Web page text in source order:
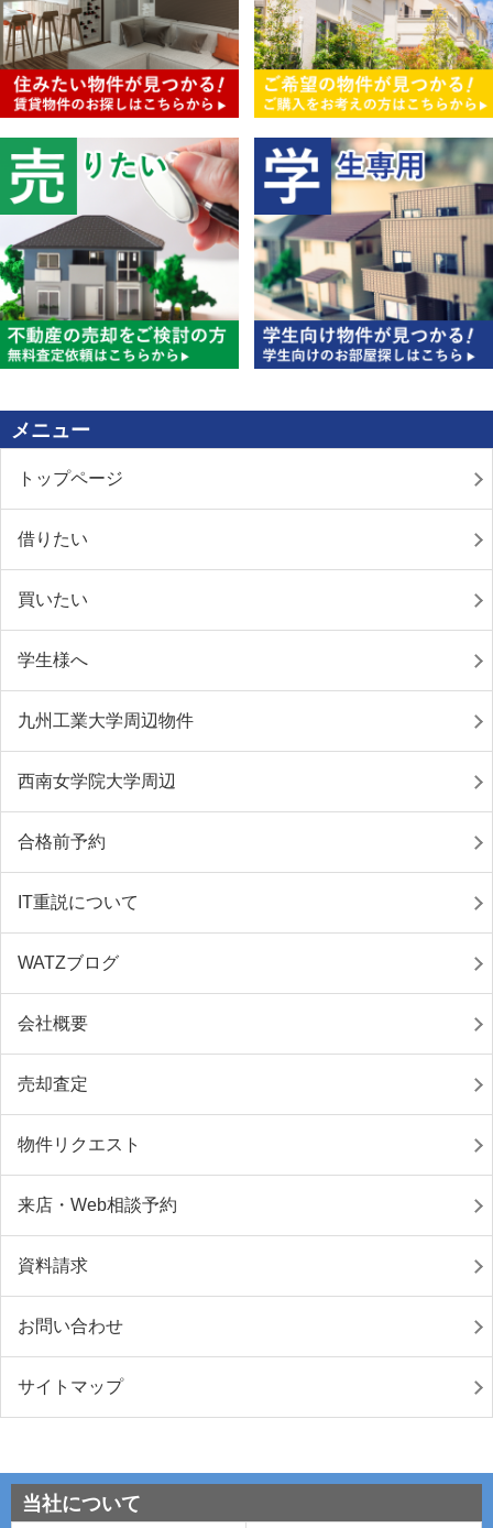
メニュー
トップページ
借りたい
買いたい
学生様へ
九州工業大学周辺物件
西南女学院大学周辺
合格前予約
IT重説について
WATZブログ
会社概要
売却査定
物件リクエスト
来店・Web相談予約
資料請求
お問い合わせ
サイトマップ
当社について